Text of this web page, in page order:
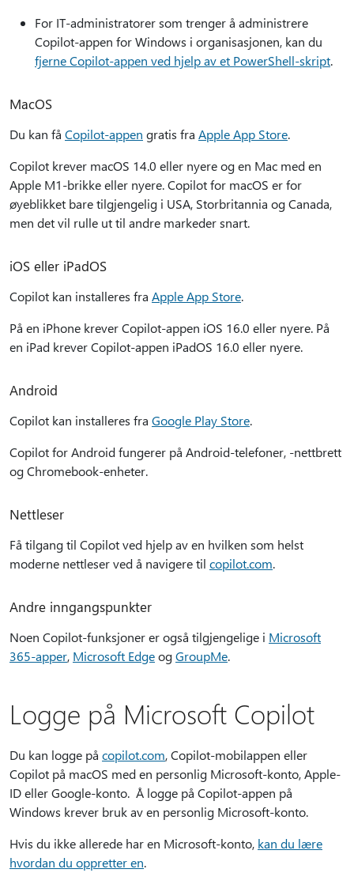
For IT-administratorer som trenger å administrere
Copilot-appen for Windows i organisasjonen, kan du
fjerne Copilot-appen ved hjelp av et PowerShell-skript.
MacOS
Du kan få Copilot-appen gratis fra Apple App Store.
Copilot krever macOS 14.0 eller nyere og en Mac med en
Apple M1-brikke eller nyere. Copilot for macOS er for
øyeblikket bare tilgjengelig i USA, Storbritannia og Canada,
men det vil rulle ut til andre markeder snart.
iOS eller iPadOS
Copilot kan installeres fra Apple App Store.
På en iPhone krever Copilot-appen iOS 16.0 eller nyere. På
en iPad krever Copilot-appen iPadOS 16.0 eller nyere.
Android
Copilot kan installeres fra Google Play Store.
Copilot for Android fungerer på Android-telefoner, -nettbrett
og Chromebook-enheter.
Nettleser
Få tilgang til Copilot ved hjelp av en hvilken som helst
moderne nettleser ved å navigere til copilot.com.
Andre inngangspunkter
Noen Copilot-funksjoner er også tilgjengelige i Microsoft
365-apper, Microsoft EdgeogGroupMe.
Logge på Microsoft Copilot
Du kan logge på copilot.com, Copilot-mobilappen eller
Copilot på macOS med en personlig Microsoft-konto, Apple-
ID eller Google-konto. Å logge på Copilot-appen på
Windows krever bruk av en personlig Microsoft-konto.
Hvis du ikke allerede har en Microsoft-konto, kan du lære
hvordan du oppretter en.